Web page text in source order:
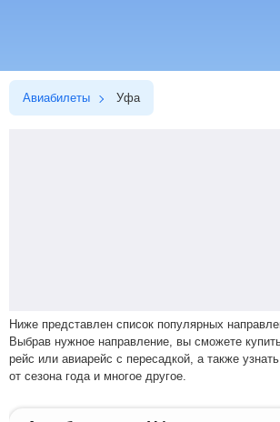
Авиабилеты Уфа
Ниже представлен список популярных направлений перелетов.
Выбрав нужное направление, вы сможете
рейс или авиарейс с пересадкой, а также
от сезона года и многое другое.